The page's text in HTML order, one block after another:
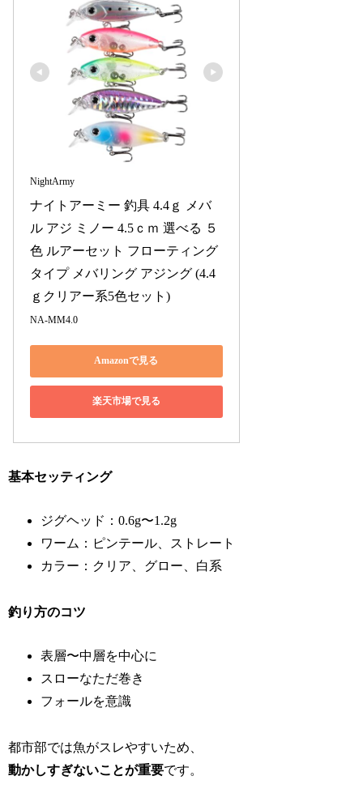
NightArmy
ナイトアーミー 釣具 4.4ｇ メバ
ル アジ ミノー 4.5ｃｍ 選べる ５
色 ルアーセット フローティング
タイプ メバリング アジング (4.4
ｇクリアー系5色セット)
NA-MM4.0
Amazonで見る
楽天市場で見る
基本セッティング
ジグヘッド：0.6g〜1.2g
ワーム：ピンテール、ストレート
カラー：クリア、グロー、白系
釣り方のコツ
表層〜中層を中心に
スローなただ巻き
フォールを意識
都市部では魚がスレやすいため、
動かしすぎないことが重要です。